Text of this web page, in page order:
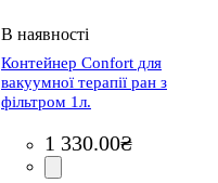
Контейнер Confort для
вакуумної терапії ран з
фільтром 1л.
1 330.00₴